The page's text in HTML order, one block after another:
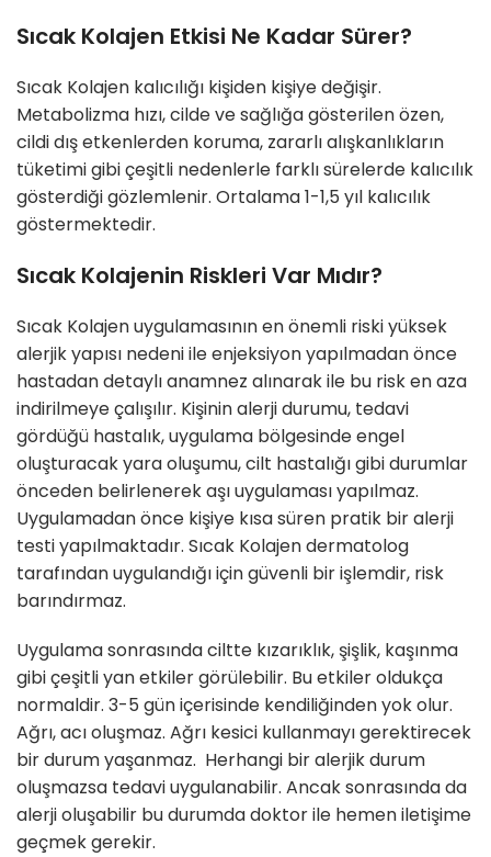
Sıcak Kolajen Etkisi Ne Kadar Sürer?
Sıcak Kolajen kalıcılığı kişiden kişiye değişir.
Metabolizma hızı, cilde ve sağlığa gösterilen özen,
cildi dış etkenlerden koruma, zararlı alışkanlıkların
tüketimi gibi çeşitli nedenlerle farklı sürelerde kalıcılık
gösterdiği gözlemlenir. Ortalama 1-1,5 yıl kalıcılık
göstermektedir.
Sıcak Kolajenin Riskleri Var Mıdır?
Sıcak Kolajen uygulamasının en önemli riski yüksek
alerjik yapısı nedeni ile enjeksiyon yapılmadan önce
hastadan detaylı anamnez alınarak ile bu risk en aza
indirilmeye çalışılır. Kişinin alerji durumu, tedavi
gördüğü hastalık, uygulama bölgesinde engel
oluşturacak yara oluşumu, cilt hastalığı gibi durumlar
önceden belirlenerek aşı uygulaması yapılmaz.
Uygulamadan önce kişiye kısa süren pratik bir alerji
testi yapılmaktadır. Sıcak Kolajen dermatolog
tarafından uygulandığı için güvenli bir işlemdir, risk
barındırmaz.
Uygulama sonrasında ciltte kızarıklık, şişlik, kaşınma
gibi çeşitli yan etkiler görülebilir. Bu etkiler oldukça
normaldir. 3-5 gün içerisinde kendiliğinden yok olur.
Ağrı, acı oluşmaz. Ağrı kesici kullanmayı gerektirecek
bir durum yaşanmaz. Herhangi bir alerjik durum
oluşmazsa tedavi uygulanabilir. Ancak sonrasında da
alerji oluşabilir bu durumda doktor ile hemen iletişime
geçmek gerekir.